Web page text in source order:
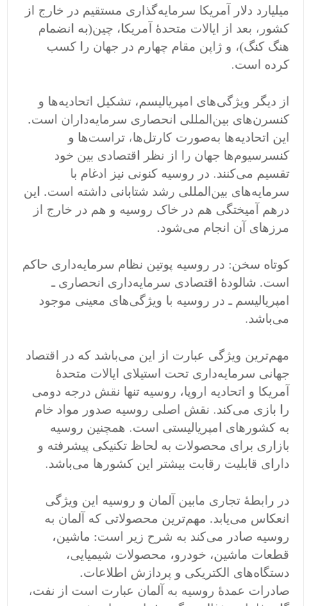
میلیارد دلار آمریکا سرمایه‌گذاری مستقیم در خارج از
کشور، بعد از ایالات متحدهٔ آمریکا، چین(به انضمام
هنگ کنگ)، و ژاپن مقام چهارم در جهان را کسب
کرده است.
از دیگر ویژگی‌های امپریالیسم، تشکیل اتحادیه‌ها ‌و
کنسرن‌های بین‌المللی انحصاری سرمایه‌داران است.
این اتحادیه‌ها ‌به‌صورت کارتل‌ها، تراست‌ها ‌و
کنسرسیوم‌ها ‌جهان را از نظر اقتصادی بین خود
تقسیم می‌کنند. در روسیه کنونی نیز ادغام با
سرمایه‌های بین‌المللی رشد شتابانی داشته است. این
درهم آمیختگی هم در خاک روسیه و هم در خارج از
مرزهای آن انجام می‌شود.
کوتاه سخن: در روسیه پوتین نظام سرمایه‌داری حاکم
است. شالودهٔ اقتصادی سرمایه‌داری انحصاری ـ
امپریالیسم ـ در روسیه با ویژگی‌های معینی موجود
می‌باشد.
مهم‌ترین ویژگی عبارت از این می‌باشد که در اقتصاد
جهانی سرمایه‌داری تحت استیلای ایالات متحدهٔ
آمریکا و اتحادیه اروپا، روسیه تنها‌ نقش درجه دومی‌
را بازی می‌کند. نقش اصلی روسیه صدور مواد خام
به کشورهای امپریالیستی است. همچنین روسیه
بازاری برای محصولات به لحاظ تکنیکی پیشرفته و
دارای قابلیت رقابت بیشتر این کشورها‌ می‌باشد.
در رابطهٔ تجاری مابین آلمان و روسیه این ویژگی
انعکاس می‌یابد. مهم‌ترین محصولاتی که آلمان به
روسیه صادر می‌کند به شرح زیر است: ماشین،
قطعات ماشین، خودرو، محصولات شیمیایی،
دستگاه‌های الکتریکی و پردازش اطلاعات.
صادرات عمدهٔ روسیه به آلمان عبارت است از نفت،